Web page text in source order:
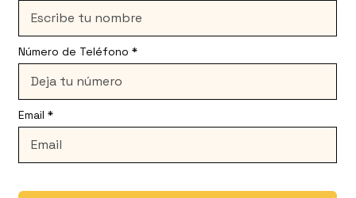
Número de Teléfono
Email